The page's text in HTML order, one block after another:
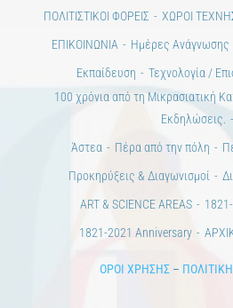
ΠΟΛΙΤΙΣΤΙΚΟΙ ΦΟΡΕΙΣ
ΧΩΡΟΙ
ΕΠΙΚΟΙΝΩΝΙΑ
Ημέρες Ανάγνωσης
Εκπαίδευση
Τεχνολογία /
100 χρόνια από τη Μικρασιατική
Εκδηλώσεις.
Άστεα
Πέρα από την πόλη
Προκηρύξεις & Διαγωνισμοί
ART & SCIENCE AREAS
1821-2021 Anniversary
ΟΡΟΙ ΧΡΗΣΗΣ–